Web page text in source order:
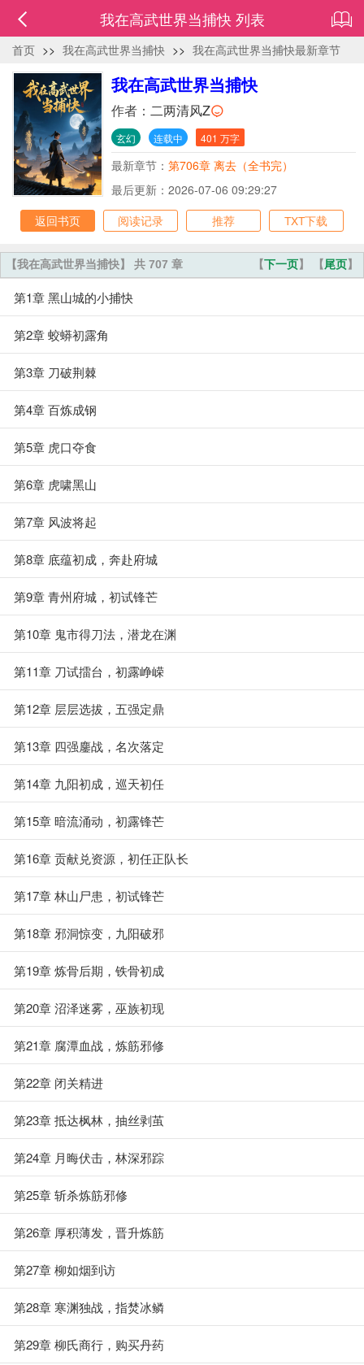
我在高武世界当捕快 列表
首页 >> 我在高武世界当捕快 >> 我在高武世界当捕快最新章节
我在高武世界当捕快
作者： 二两清风Z
玄幻 连载中 401 万字
最新章节： 第706章 离去（全书完）
最后更新：2026-07-06 09:29:27
返回书页
阅读记录 推荐 TXT下载
【下一页】 【尾页】
【我在高武世界当捕快】 共 707 章
第1章 黑山城的小捕快
第2章 蛟蟒初露角
第3章 刀破荆棘
第4章 百炼成钢
第5章 虎口夺食
第6章 虎啸黑山
第7章 风波将起
第8章 底蕴初成，奔赴府城
第9章 青州府城，初试锋芒
第10章 鬼市得刀法，潜龙在渊
第11章 刀试擂台，初露峥嵘
第12章 层层选拔，五强定鼎
第13章 四强鏖战，名次落定
第14章 九阳初成，巡天初任
第15章 暗流涌动，初露锋芒
第16章 贡献兑资源，初任正队长
第17章 林山尸患，初试锋芒
第18章 邪洞惊变，九阳破邪
第19章 炼骨后期，铁骨初成
第20章 沼泽迷雾，巫族初现
第21章 腐潭血战，炼筋邪修
第22章 闭关精进
第23章 抵达枫林，抽丝剥茧
第24章 月晦伏击，林深邪踪
第25章 斩杀炼筋邪修
第26章 厚积薄发，晋升炼筋
第27章 柳如烟到访
第28章 寒渊独战，指焚冰鳞
第29章 柳氏商行，购买丹药